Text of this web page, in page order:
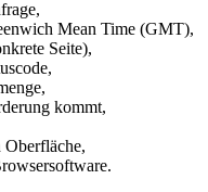
Mean Time (GMT),
Seite),
kommt,
Oberfläche,